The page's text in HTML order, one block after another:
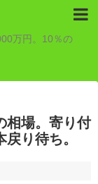
万円。10％の
場。寄り付
り待ち。